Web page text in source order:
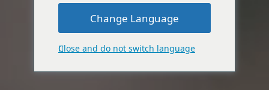
Change Language
Close and do not switch language